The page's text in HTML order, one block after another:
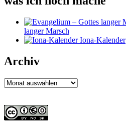
langer Marsch
Iona-Kalender
Archiv
Archiv